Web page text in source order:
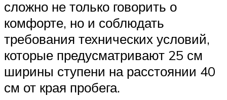
сложно не только говорить о
комфорте, но и соблюдать
требования технических условий,
которые предусматривают 25 см
ширины ступени на расстоянии 40
см от края пробега.